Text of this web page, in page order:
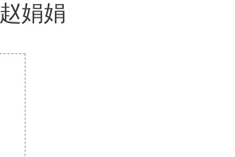
赵娟娟